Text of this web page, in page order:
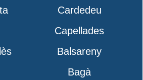
Cardedeu
Capellades
Balsareny
Bagà